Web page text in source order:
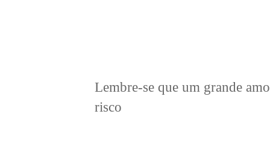
Lembre-se que um grande
risco